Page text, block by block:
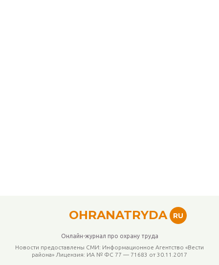
OHRANATRYDA RU
Онлайн-журнал про охрану труда
Новости предоставлены СМИ: Информационное Агентство «Вести
района» Лицензия: ИА № ФС 77 — 71683 от 30.11.2017